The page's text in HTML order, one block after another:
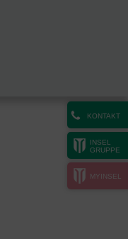
KONTAKT
INSEL
GRUPPE
MYINSEL